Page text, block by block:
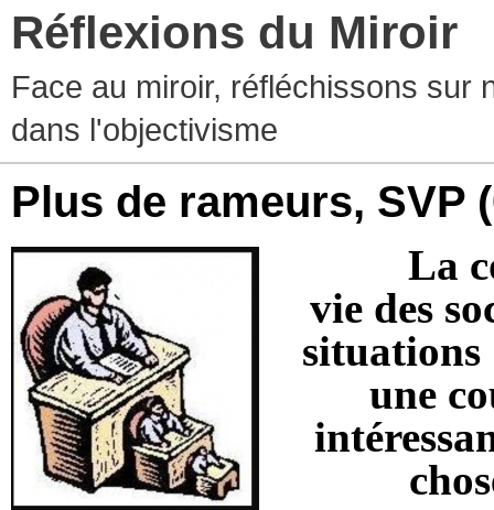
Réflexions du Miroir
Face au miroir, réfléchissons sur
dans l'objectivisme
Plus de rameurs, SVP
La
vie des
une